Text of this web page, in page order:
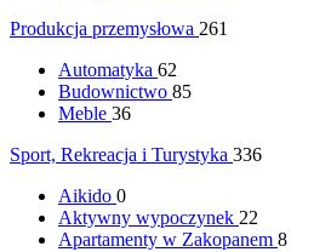
Produkcja przemysłowa 261
Automatyka 62
Budownictwo 85
Meble 36
Sport, Rekreacja i Turystyka 336
Aikido 0
Aktywny wypoczynek 22
Apartamenty w Zakopanem 8